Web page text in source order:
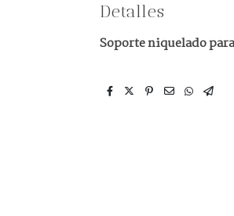
Detalles
Soporte niquelado